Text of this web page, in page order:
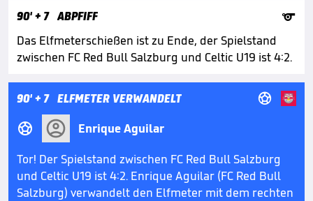
90'+ 7 ABPFIFF

Das Elfmeterschießen ist zu Ende, der Spielstand
zwischen FC Red Bull Salzburg und Celtic U19 ist 4:2.
90'+ 7 ELFMETER VERWANDELT 

Enrique Aguilar
Tor! Der Spielstand zwischen FC Red Bull Salzburg
und Celtic U19 ist 4:2. Enrique Aguilar (FC Red Bull
Salzburg) verwandelt den Elfmeter mit dem rechten